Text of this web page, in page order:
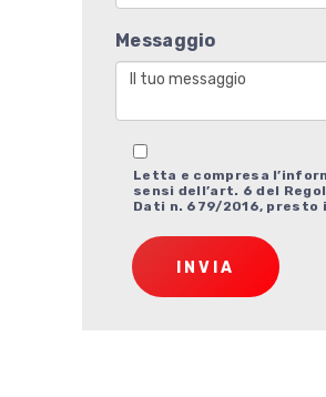
Messaggio
Letta e compresa
sensi dell’art. 6 del
Dati n. 679/2016, presto
INVIA